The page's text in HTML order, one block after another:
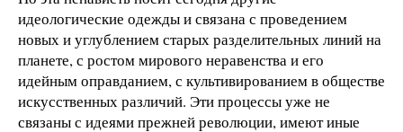
идеологические одежды и связана с проведением
новых и углублением старых разделительных линий на
планете, с ростом мирового неравенства и его
идейным оправданием, с культивированием в обществе
искусственных различий. Эти процессы уже не
связаны с идеями прежней революции, имеют иные